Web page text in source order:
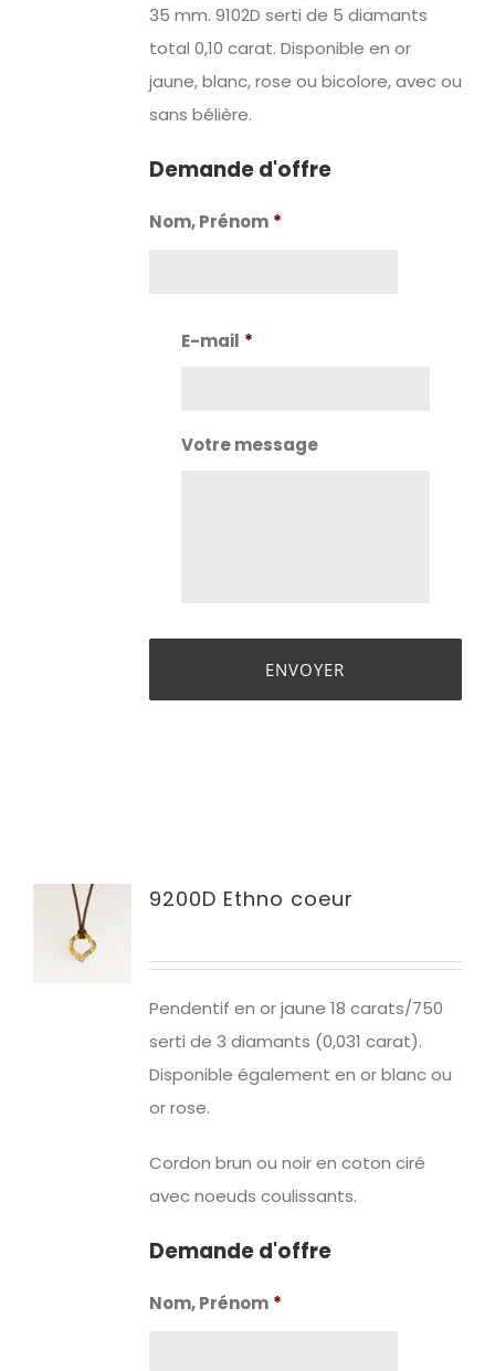
35 mm. 9102D serti de 5 diamants
total 0,10 carat. Disponible en or
jaune, blanc, rose ou bicolore, avec ou
sans bélière.
Demande d'offre
Nom, Prénom *
E-mail *
Votre message
9200D Ethno coeur
Pendentif en or jaune 18 carats/750
serti de 3 diamants (0,031 carat).
Disponible également en or blanc ou
or rose.
Cordon brun ou noir en coton ciré
avec noeuds coulissants.
Demande d'offre
Nom, Prénom *